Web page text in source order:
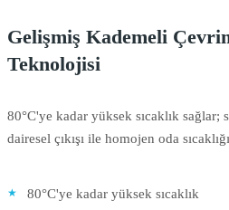
Gelişmiş Kademeli
Teknolojisi
80°C'ye kadar yüksek sıcaklık sağlar;
dairesel çıkışı ile homojen oda
80°C'ye kadar yüksek sıcaklık